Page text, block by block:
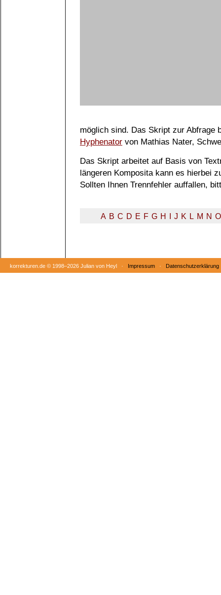
möglich sind. Das Skript zur Abfrage
Hyphenator von Mathias Nater,
Das Skript arbeitet auf Basis von
längeren Komposita kann es hierbei
Sollten Ihnen Trennfehler auffallen,
A B C D E F G H J K L M N O
korrekturen.de © 1998–2026 Julian von Heyl · Impressum · Datenschutzerklärung